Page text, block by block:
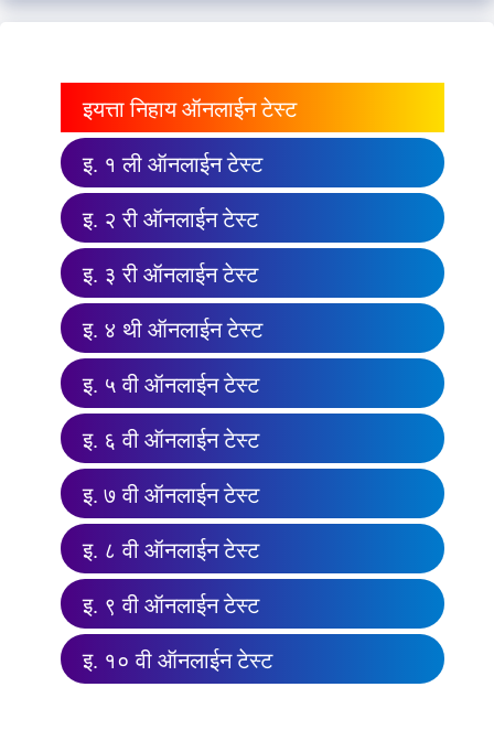
इयत्ता निहाय ऑनलाईन टेस्ट
इ. १ ली ऑनलाईन टेस्ट
इ. २ री ऑनलाईन टेस्ट
इ. ३ री ऑनलाईन टेस्ट
इ. ४ थी ऑनलाईन टेस्ट
इ. ५ वी ऑनलाईन टेस्ट
इ. ६ वी ऑनलाईन टेस्ट
इ. ७ वी ऑनलाईन टेस्ट
इ. ८ वी ऑनलाईन टेस्ट
इ. ९ वी ऑनलाईन टेस्ट
इ. १० वी ऑनलाईन टेस्ट